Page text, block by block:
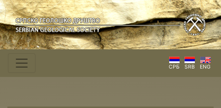
СРБ SRB ENG